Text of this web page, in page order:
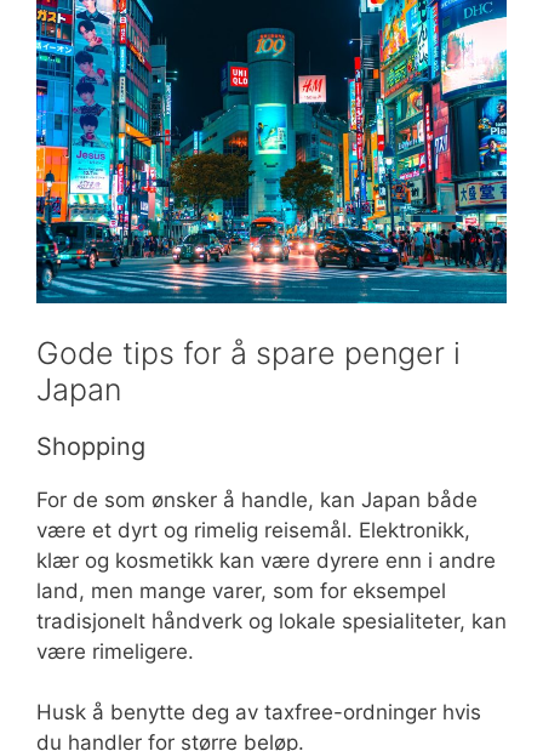
Gode tips for å spare penger i
Japan
Shopping
For de som ønsker å handle, kan Japan både
være et dyrt og rimelig reisemål. Elektronikk,
klær og kosmetikk kan være dyrere enn i andre
land, men mange varer, som for eksempel
tradisjonelt håndverk og lokale spesialiteter, kan
være rimeligere.
Husk å benytte deg av taxfree-ordninger hvis
du handler for større beløp.